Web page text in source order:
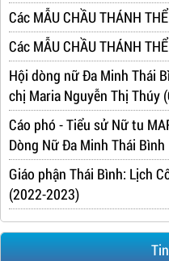
Các MẪU CHẦU THÁNH
Các MẪU CHẦU THÁNH
Hội dòng nữ Đa Minh Thái
chị Maria Nguyễn Thị Thúy
Cáo phó - Tiểu sử Nữ tu
Dòng Nữ Đa Minh Thái Bình
Giáo phận Thái Bình: Lịch
(2022-2023)